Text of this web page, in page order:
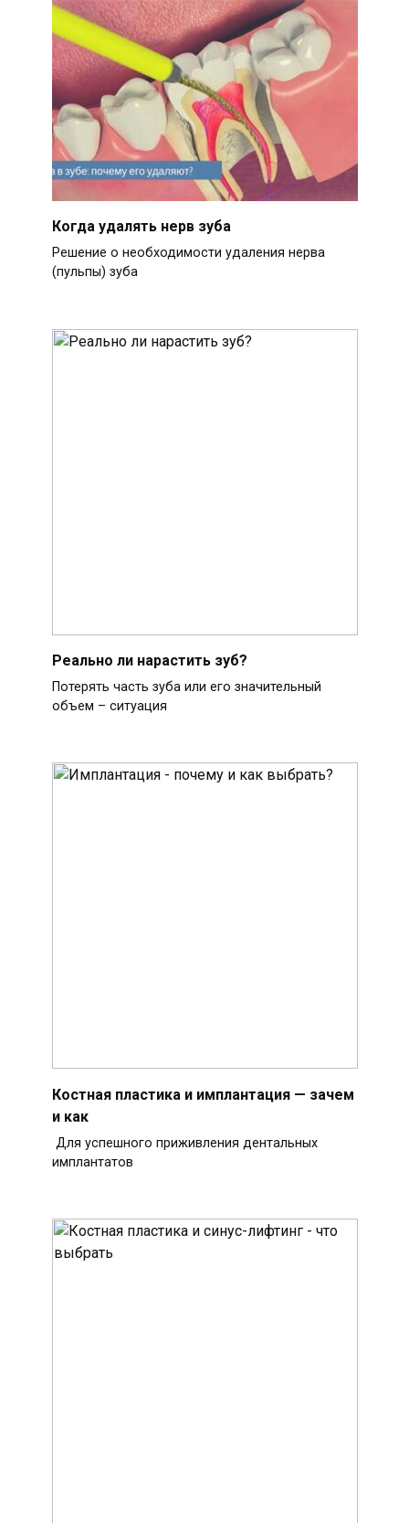
Когда удалять нерв зуба
Решение о необходимости удаления нерва
(пульпы) зуба
Реально ли нарастить зуб?
Потерять часть зуба или его значительный
объем – ситуация
Костная пластика и имплантация — зачем
и как
Для успешного приживления дентальных
имплантатов